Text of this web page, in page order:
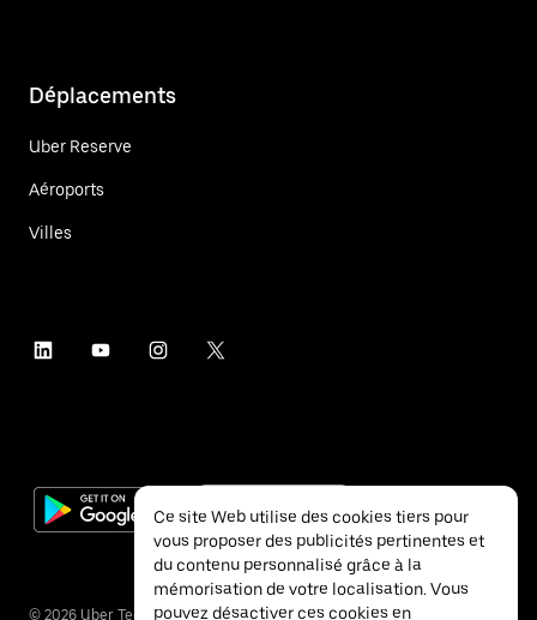
Déplacements
Uber Reserve
Aéroports
Villes
© 2026 Uber Technologies Inc.
Ce site Web utilise des cookies tiers pour
vous proposer des publicités pertinentes et
du contenu personnalisé grâce à la
mémorisation de votre localisation. Vous
pouvez désactiver ces cookies en